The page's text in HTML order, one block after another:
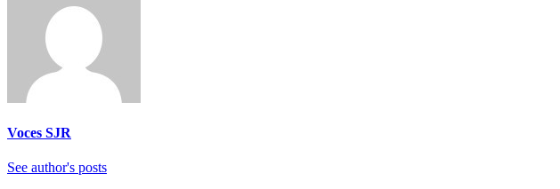
Voces SJR
See author's posts